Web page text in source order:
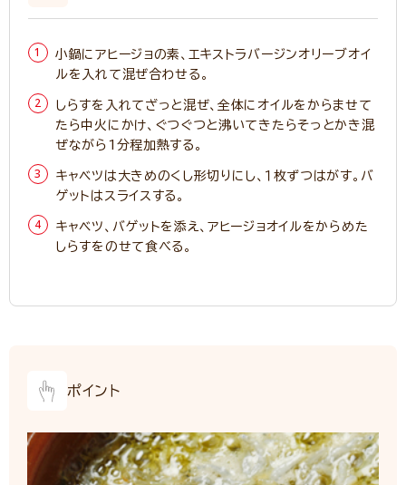
小鍋にアヒージョの素、エキストラバージンオリーブオイ
ルを入れて混ぜ合わせる。
しらすを入れてざっと混ぜ、全体にオイルをからませて
たら中火にかけ、ぐつぐつと沸いてきたらそっとかき混
ぜながら1分程加熱する。
キャベツは大きめのくし形切りにし、１枚ずつはがす。バ
ゲットはスライスする。
キャベツ、バゲットを添え、アヒージョオイルをからめた
しらすをのせて食べる。
ポイント